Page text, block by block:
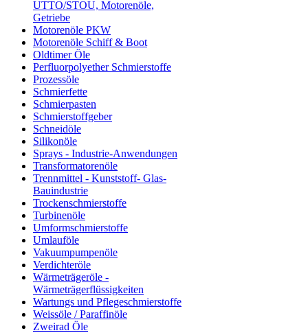
UTTO/STOU, Motorenöle,
Getriebe
Motorenöle PKW
Motorenöle Schiff & Boot
Oldtimer Öle
Perfluorpolyether Schmierstoffe
Prozessöle
Schmierfette
Schmierpasten
Schmierstoffgeber
Schneidöle
Silikonöle
Sprays - Industrie-Anwendungen
Transformatorenöle
Trennmittel - Kunststoff- Glas-
Bauindustrie
Trockenschmierstoffe
Turbinenöle
Umformschmierstoffe
Umlauföle
Vakuumpumpenöle
Verdichteröle
Wärmeträgeröle -
Wärmeträgerflüssigkeiten
Wartungs und Pflegeschmierstoffe
Weissöle / Paraffinöle
Zweirad Öle